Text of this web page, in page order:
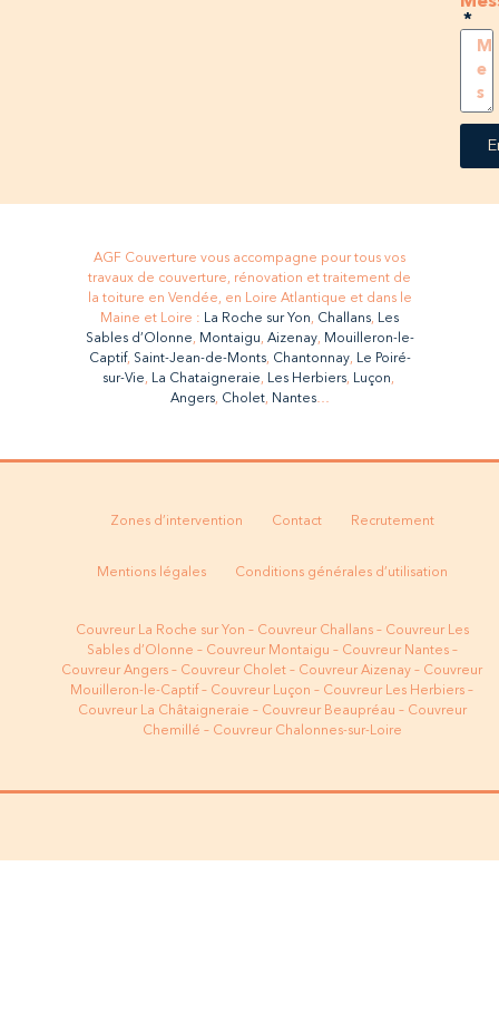
AGF Couverture vous accompagne pour tous vos
travaux de couverture, rénovation et traitement de
la toiture en Vendée, en Loire Atlantique et dans le
Maine et Loire : La Roche sur Yon, Challans, Les
Sables d’Olonne, Montaigu, Aizenay, Mouilleron-le-
Captif, Saint-Jean-de-Monts, Chantonnay, Le Poiré-
sur-Vie, La Chataigneraie, Les Herbiers, Luçon,
Angers, Cholet, Nantes…
Zones d’intervention Contact Recrutement
Mentions légales Conditions générales d’utilisation
Couvreur La Roche sur Yon –Couvreur Challans– Couvreur Les
Sables d’Olonne – Couvreur Montaigu – Couvreur Nantes–
Couvreur Angers – Couvreur Cholet – Couvreur Aizenay – Couvreur
Mouilleron-le-Captif – Couvreur Luçon – Couvreur Les Herbiers –
Couvreur La Châtaigneraie – Couvreur Beaupréau – Couvreur
Chemillé – Couvreur Chalonnes-sur-Loire